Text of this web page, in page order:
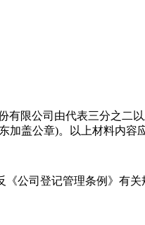
限公司由代表三分之二
盖公章)。以上材料内容
公司登记管理条例》有关